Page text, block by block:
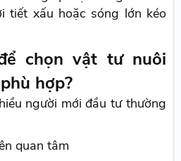
tiết xấu hoặc sóng lớn kéo
chọn vật tư nuôi
hợp?
người mới đầu tư thường
quan tâm